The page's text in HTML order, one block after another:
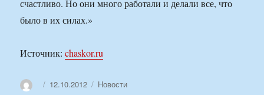
счастливо. Но они много работали и делали все, что
было в их силах.»
Источник:chaskor.ru
АвторОпубликовано
12.10.2012 Рубрики
Новости